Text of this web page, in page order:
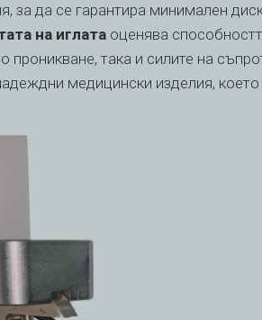
за да се гарантира минимален
на иглата оценява
така и силите на
медицински изделия,